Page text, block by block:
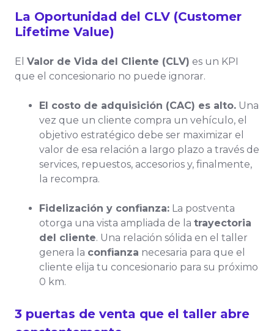
La Oportunidad del CLV (Customer
Lifetime Value)
El Valor de Vida del Cliente (CLV) es un KPI
que el concesionario no puede ignorar.
El costo de adquisición (CAC) es alto. Una
vez que un cliente compra un vehículo, el
objetivo estratégico debe ser maximizar el
valor de esa relación a largo plazo a través de
services, repuestos, accesorios y, finalmente,
la recompra.
Fidelización y confianza: La postventa
otorga una vista ampliada de la trayectoria
del cliente. Una relación sólida en el taller
genera la confianza necesaria para que el
cliente elija tu concesionario para su próximo
0 km.
3 puertas de venta que el taller abre